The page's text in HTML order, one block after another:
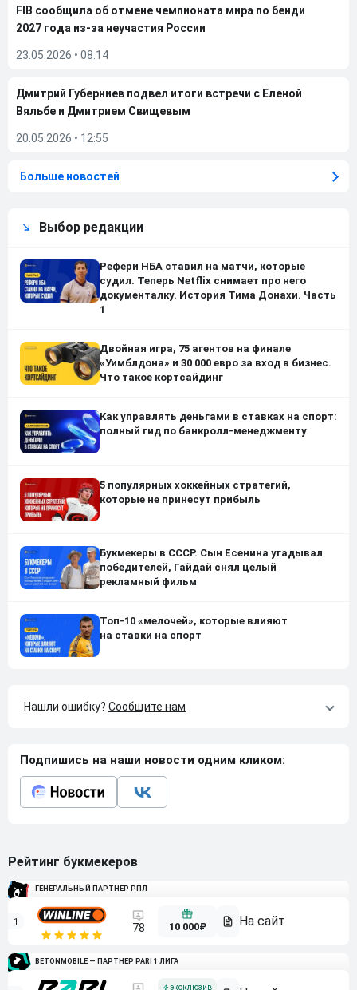
FIB сообщила об отмене чемпионата мира по бенди
2027 года из-за неучастия России
23.05.2026 • 08:14
Дмитрий Губерниев подвел итоги встречи с Еленой
Вяльбе и Дмитрием Свищевым
20.05.2026 • 12:55
Больше новостей
Выбор редакции
Рефери НБА ставил на матчи, которые
судил. Теперь Netflix снимает про него
документалку. История Тима Донахи. Часть
1
Двойная игра, 75 агентов на финале
«Уимблдона» и 30 000 евро за вход в бизнес.
Что такое кортсайдинг
Как управлять деньгами в ставках на спорт:
полный гид по банкролл-менеджменту
5 популярных хоккейных стратегий,
которые не принесут прибыль
Букмекеры в СССР. Сын Есенина угадывал
победителей, Гайдай снял целый
рекламный фильм
Топ-10 «мелочей», которые влияют
на ставки на спорт
Нашли ошибку? Сообщите нам
Подпишись на наши новости одним кликом:
Рейтинг букмекеров
ГЕНЕРАЛЬНЫЙ ПАРТНЕР РПЛ
1 78 10 000₽
BETONMOBILE — ПАРТНЕР PARI 1 ЛИГА